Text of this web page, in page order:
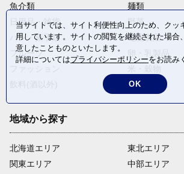
魚介類
麺類
日用品・雑貨
野菜
パン・菓子類
電化製品
フルーツ
返礼品なし
地域から探す
北海道エリア
関東エリア
東北エリア
中部エリア
当サイトでは、サイト利便性向上のため、クッ
用しています。サイトの閲覧を継続された場合
意したことものといたします。
詳細についてはプライバシーポリシーをお読み
OK